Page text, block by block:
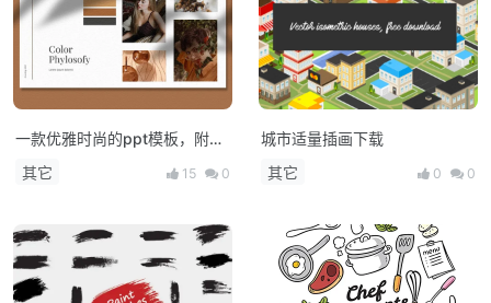
一款优雅时尚的ppt模板，附字
体
其它 15 0
城市适量插画下载
其它
0 0